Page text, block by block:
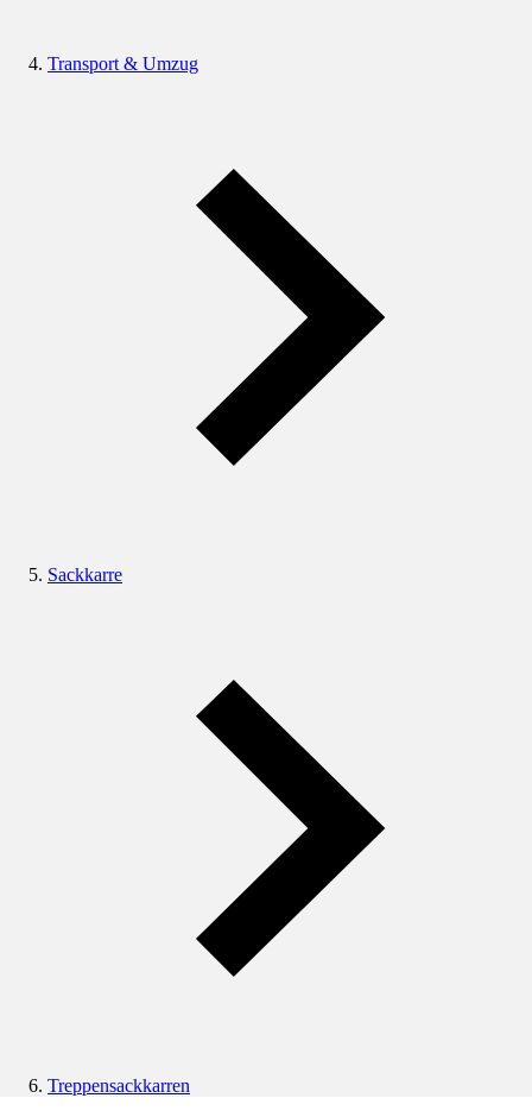
Transport & Umzug
Sackkarre
Treppensackkarren